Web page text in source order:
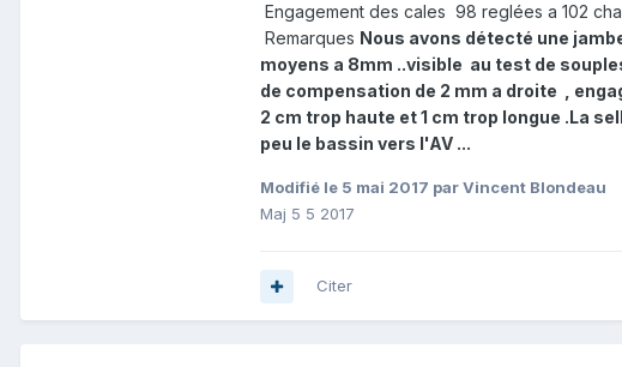
Engagement des cales 98 reglées a 102
Remarques Nous avons détecté une
moyens a 8mm ..visible au test de
de compensation de 2 mm a droite ,
2 cm trop haute et 1 cm trop longue .La
peu le bassin vers l'AV ...
Modifié le 5 mai 2017 par Vincent Blondeau
Maj 5 5 2017
Citer